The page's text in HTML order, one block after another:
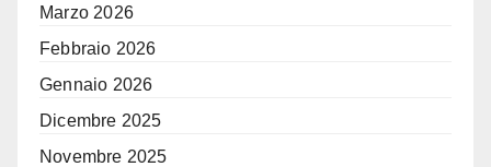
Marzo 2026
Febbraio 2026
Gennaio 2026
Dicembre 2025
Novembre 2025